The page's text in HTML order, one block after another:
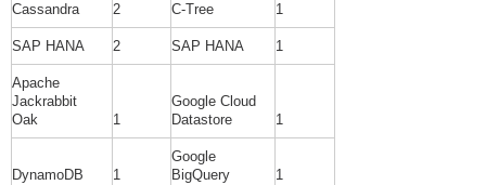
Cassandra 2 C-Tree 1
SAP HANA 2 SAP HANA 1
Apache
Jackrabbit
Oak
1
Google Cloud
Datastore
1
DynamoDB 1
Google
BigQuery
1